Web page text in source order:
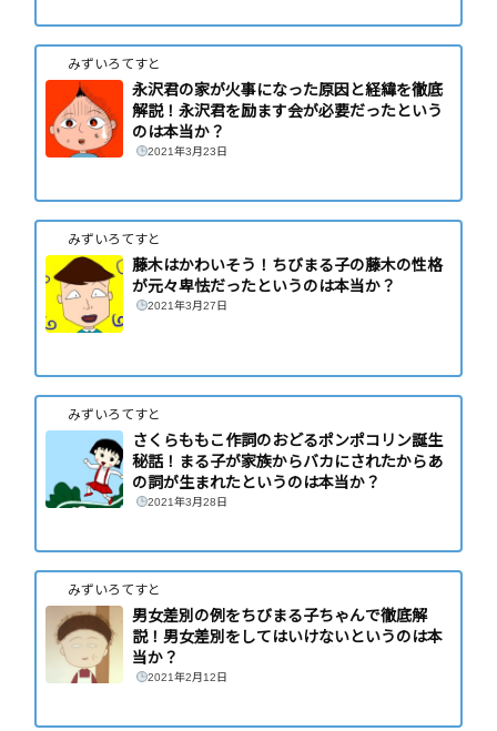
みずいろてすと
永沢君の家が火事になった原因と経緯を徹底
解説！永沢君を励ます会が必要だったという
のは本当か？
2021年3月23日
みずいろてすと
藤木はかわいそう！ちびまる子の藤木の性格
が元々卑怯だったというのは本当か？
2021年3月27日
みずいろてすと
さくらももこ作詞のおどるポンポコリン誕生
秘話！まる子が家族からバカにされたからあ
の詞が生まれたというのは本当か？
2021年3月28日
みずいろてすと
男女差別の例をちびまる子ちゃんで徹底解
説！男女差別をしてはいけないというのは本
当か？
2021年2月12日